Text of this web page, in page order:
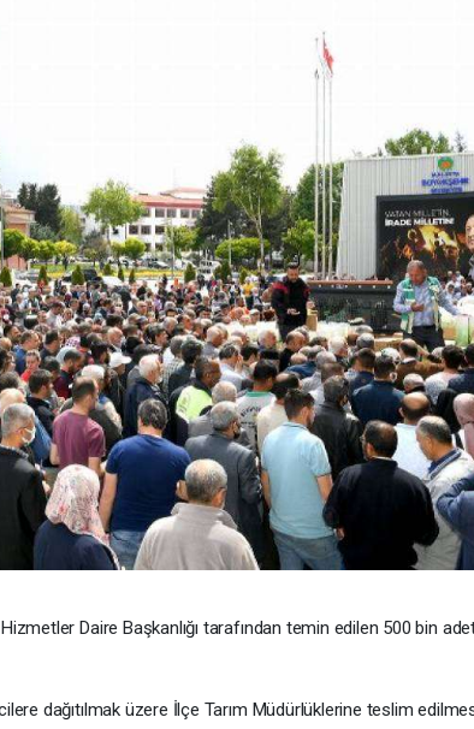
Daire Başkanlığı tarafından temin edilen 500 bin
dağıtılmak üzere İlçe Tarım Müdürlüklerine teslim